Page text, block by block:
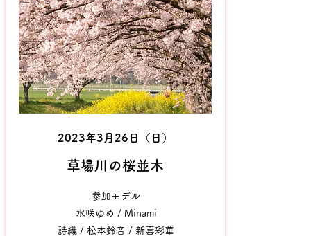
2023年3月26日（日）
​草場川の桜並木
参加モデル
水咲ゆめ / Minami
詩織 / 松本鈴音 / 新喜彩華